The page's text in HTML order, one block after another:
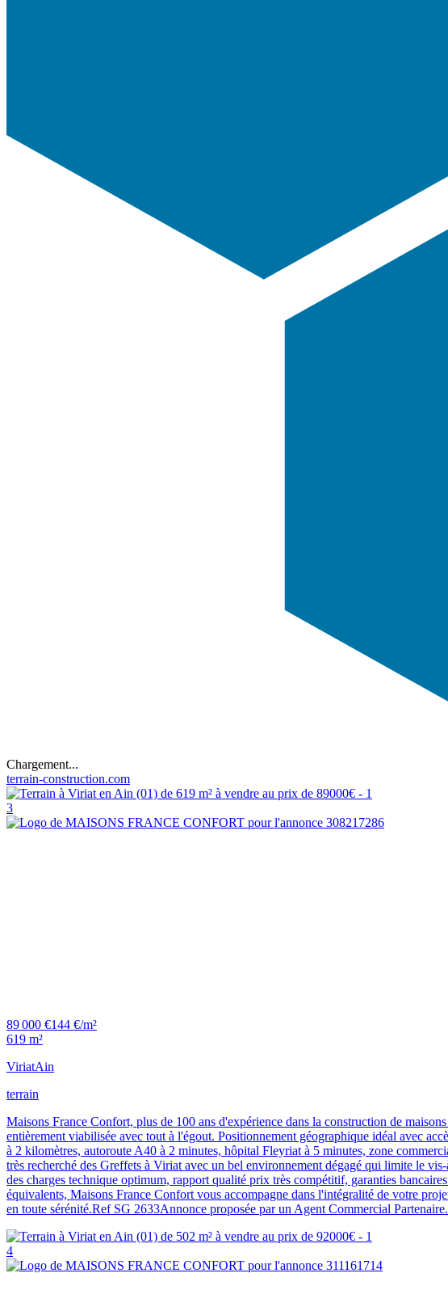
Chargement...
terrain-construction.com
3
89 000 €144 €/m²
619 m²
ViriatAin
terrain
Maisons France Confort, plus de 100 ans d'expérience dans la construction de
entièrement viabilisée avec tout à l'égout. Positionnement géographique idéal avec
à 2 kilomètres, autoroute A40 à 2 minutes, hôpital Fleyriat à 5 minutes, zone
très recherché des Greffets à Viriat avec un bel environnement dégagé qui limite le
des charges technique optimum, rapport qualité prix très compétitif, garanties
équivalents, Maisons France Confort vous accompagne dans l'intégralité de votre
en toute sérénité.Ref SG 2633Annonce proposée par un Agent Commercial Partenaire.
4